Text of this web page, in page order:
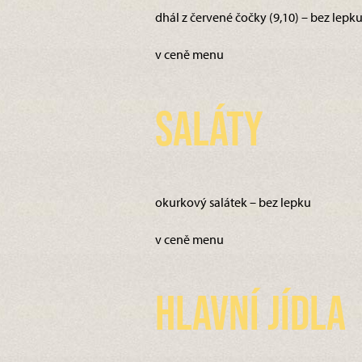
dhál z červené čočky (9,10) – bez lepku
v ceně menu
Saláty
okurkový salátek – bez lepku
v ceně menu
Hlavní jídla